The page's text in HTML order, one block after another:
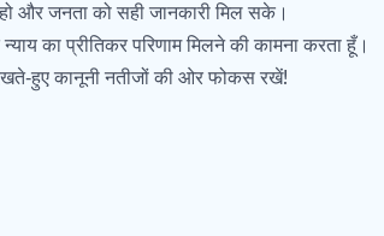
और जनता को सही जानकारी मिल सके।
का प्रीतिकर परिणाम मिलने की कामना करता हूँ।
कानूनी नतीजों की ओर फोकस रखें!